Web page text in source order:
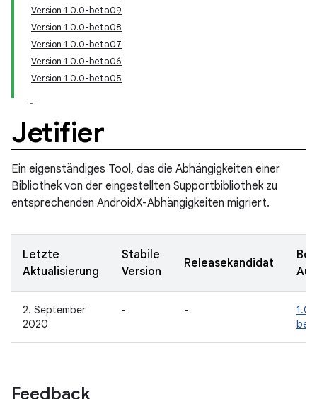
Version 1.0.0-beta09
Version 1.0.0-beta08
Version 1.0.0-beta07
Version 1.0.0-beta06
Version 1.0.0-beta05
Jetifier
Ein eigenständiges Tool, das die Abhängigkeiten einer
Bibliothek von der eingestellten Supportbibliothek zu
entsprechenden AndroidX-Abhängigkeiten migriert.
Letzte
Aktualisierung
Stabile
Version
Releasekandidat
2. September
2020
- -
Feedback